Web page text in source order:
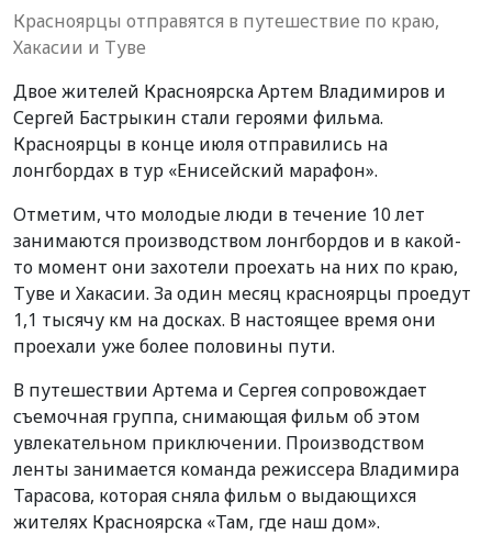
Красноярцы отправятся в путешествие по краю,
Хакасии и Туве
Двое жителей Красноярска Артем Владимиров и
Сергей Бастрыкин стали героями фильма.
Красноярцы в конце июля отправились на
лонгбордах в тур «Енисейский марафон».
Отметим, что молодые люди в течение 10 лет
занимаются производством лонгбордов и в какой-
то момент они захотели проехать на них по краю,
Туве и Хакасии. За один месяц красноярцы проедут
1,1 тысячу км на досках. В настоящее время они
проехали уже более половины пути.
В путешествии Артема и Сергея сопровождает
съемочная группа, снимающая фильм об этом
увлекательном приключении. Производством
ленты занимается команда режиссера Владимира
Тарасова, которая сняла фильм о выдающихся
жителях Красноярска «Там, где наш дом».